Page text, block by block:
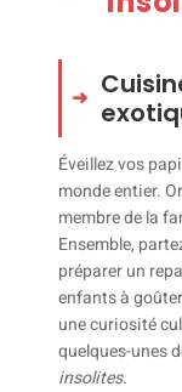
Éveillez vos
monde entier.
membre de la
Ensemble,
préparer un
enfants à
une curiosité
quelques-unes
insolites.